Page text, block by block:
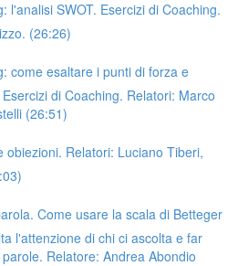
l'analisi SWOT. Esercizi di Coaching.
(26:26)
come esaltare i punti di forza e
di Coaching. Relatori: Marco
(26:51)
obiezioni. Relatori: Luciano Tiberi,
Come usare la scala di Betteger
l'attenzione di chi ci ascolta e far
Relatore: Andrea Abondio